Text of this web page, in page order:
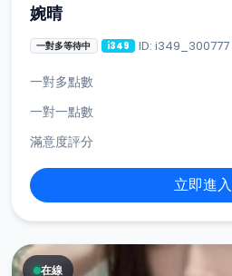
婉晴
一對多等待中 i349 ID: i349_300777
一對多點數
一對一點數
滿意度評分
立即進入
在線